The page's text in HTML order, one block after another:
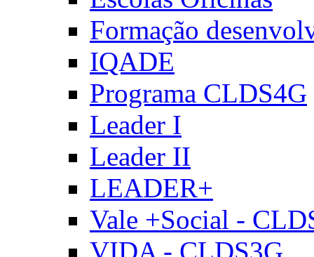
Formação
IQADE
Programa CLDS4G
Leader I
Leader II
LEADER+
Vale +Social -